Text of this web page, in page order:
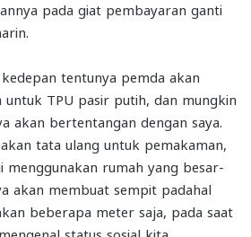
pada giat pembayaran ganti
tentunya pemda akan
untuk TPU pasir putih, dan mungkin
akan bertentangan dengan saya.
tata ulang untuk pemakaman,
menggunakan rumah yang besar-
akan membuat sempit padahal
beberapa meter saja, pada saat
status sosial kita